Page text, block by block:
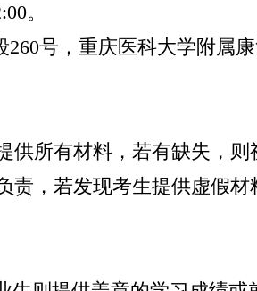
。
260号，重庆医科大学附属
供所有材料，若有缺失，
，若发现考生提供虚假材